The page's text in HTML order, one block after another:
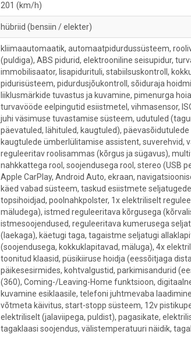
201 (km/h)
hübriid (bensiin / elekter)
kliimaautomaatik, automaatpidurdussüsteem,
(puldiga), ABS pidurid, elektrooniline seisupidur,
immobilisaator, lisapidurituli, stabiilsuskontroll,
pidurisüsteem, pidurdusjõukontroll, sõiduraja
liiklusmärkide tuvastus ja kuvamine, pimenurga
turvavööde eelpingutid esiistmetel, vihmasensor,
juhi väsimuse tuvastamise süsteem, udutuled
päevatuled, lähituled, kaugtuled),
kaugtulede ümberlülitamise assistent, suverehvid,
reguleeritav roolisammas (kõrgus ja sügavus),
nahkkattega rool, soojendusega rool, stereo (USB
Apple CarPlay, Android Auto, ekraan,
käed vabad süsteem, taskud esiistmete
topsihoidjad, poolnahkpolster, 1x elektriliselt
mäludega), istmed reguleeritava kõrgusega
istmesoojendused, reguleeritava kumerusega
(laekaga), käetugi taga, tagaistme seljatugi
(soojendusega, kokkuklapitavad, mäluga), 4x
toonitud klaasid, püsikiiruse hoidja (eessõitjaga
päikesesirmides, kohtvalgustid, parkimisandurid
(360), Coming-/Leaving-Home funktsioon,
kuvamine esiklaasile, telefoni juhtmevaba
võtmeta käivitus, start-stopp süsteem, 12v
elektriliselt (jalaviipega, puldist), pagasikate,
tagaklaasi soojendus, välistemperatuuri näidik,